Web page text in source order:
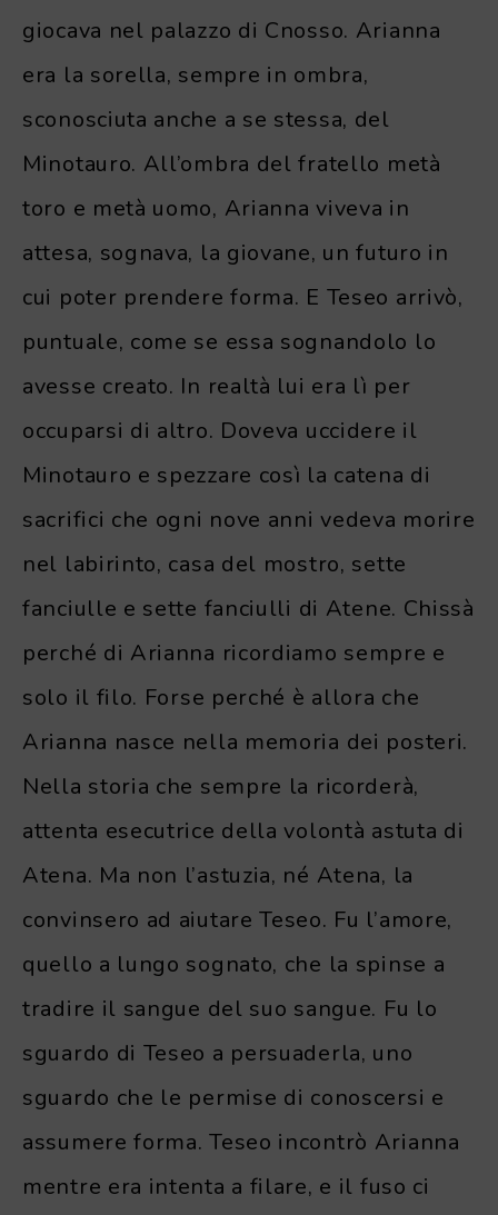
giocava nel palazzo di Cnosso. Arianna
era la sorella, sempre in ombra,
sconosciuta anche a se stessa, del
Minotauro. All’ombra del fratello metà
toro e metà uomo, Arianna viveva in
attesa, sognava, la giovane, un futuro in
cui poter prendere forma. E Teseo arrivò,
puntuale, come se essa sognandolo lo
avesse creato. In realtà lui era lì per
occuparsi di altro. Doveva uccidere il
Minotauro e spezzare così la catena di
sacrifici che ogni nove anni vedeva morire
nel labirinto, casa del mostro, sette
fanciulle e sette fanciulli di Atene. Chissà
perché di Arianna ricordiamo sempre e
solo il filo. Forse perché è allora che
Arianna nasce nella memoria dei posteri.
Nella storia che sempre la ricorderà,
attenta esecutrice della volontà astuta di
Atena. Ma non l’astuzia, né Atena, la
convinsero ad aiutare Teseo. Fu l’amore,
quello a lungo sognato, che la spinse a
tradire il sangue del suo sangue. Fu lo
sguardo di Teseo a persuaderla, uno
sguardo che le permise di conoscersi e
assumere forma. Teseo incontrò Arianna
mentre era intenta a filare, e il fuso ci